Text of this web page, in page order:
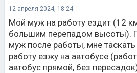
12 апреля 2024, 18:24
Мой муж на работу ездит (12
большим перепадом высоты).
муж после работы, мне
работу езжу на автобусе
автобус прямой, без